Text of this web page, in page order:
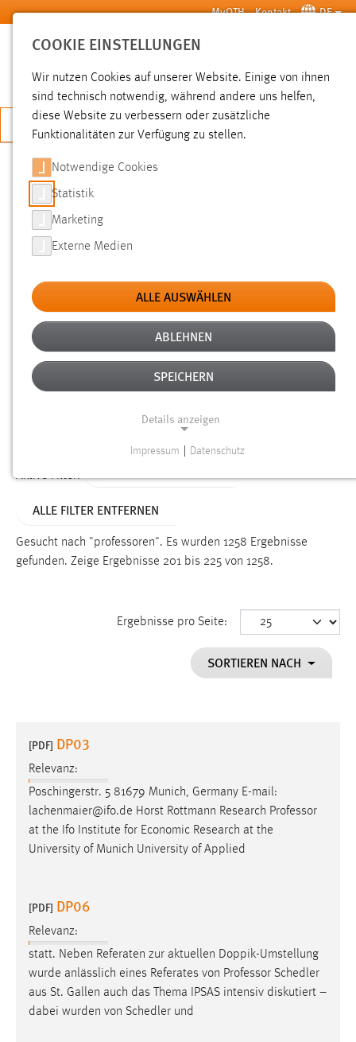
Zum Hauptinhalt springen MyOTH Kontakt DE
SUCHE
JETZT BEWERBEN
SUCHE
FILTER
Typ
Erstellungsdatum
Alter
Aktive Filter:
ALLE FILTER ENTFERNEN
Gesucht nach "professoren". Es wurden 1258 Ergebnisse
gefunden. Zeige Ergebnisse 201 bis 225 von 1258.
Ergebnisse pro Seite:
SORTIEREN NACH
[PDF] DP03
Relevanz:
Poschingerstr. 5 81679 Munich, Germany E-mail:
lachenmaier@ifo.de Horst Rottmann Research Professor
at the Ifo Institute for Economic Research at the
University of Munich University of Applied
[PDF] DP06
Relevanz:
statt. Neben Referaten zur aktuellen Doppik-Umstellung
wurde anlässlich eines Referates von Professor Schedler
aus St. Gallen auch das Thema IPSAS intensiv diskutiert –
dabei wurden von Schedler und
COOKIE EINSTELLUNGEN
Wir nutzen Cookies auf unserer Website. Einige von ihnen
sind technisch notwendig, während andere uns helfen,
diese Website zu verbessern oder zusätzliche
Funktionalitäten zur Verfügung zu stellen.
Notwendige Cookies
Statistik
Marketing
Externe Medien
ALLE AUSWÄHLEN
ABLEHNEN
SPEICHERN
Details anzeigen
Funktionen und sind für die einwandfreie Funktion der
Einverständnis
cookie_consent
Dieser Cookie speichert die ausgewählten Einverständnis-
Performance
Name:
Zweck:
Sprachpräferenz
Name:
site-language-preference
Zweck:
Impressum Datenschutz